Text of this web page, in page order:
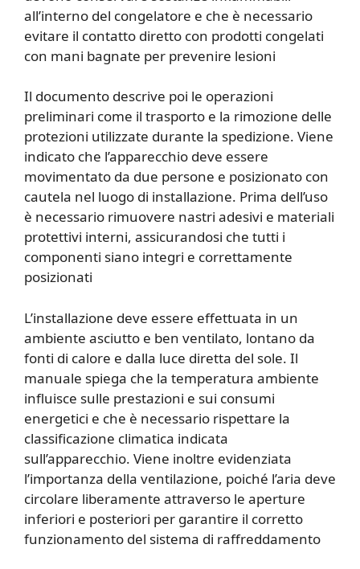
all’interno del congelatore e che è necessario
evitare il contatto diretto con prodotti congelati
con mani bagnate per prevenire lesioni
Il documento descrive poi le operazioni
preliminari come il trasporto e la rimozione delle
protezioni utilizzate durante la spedizione. Viene
indicato che l’apparecchio deve essere
movimentato da due persone e posizionato con
cautela nel luogo di installazione. Prima dell’uso
è necessario rimuovere nastri adesivi e materiali
protettivi interni, assicurandosi che tutti i
componenti siano integri e correttamente
posizionati
L’installazione deve essere effettuata in un
ambiente asciutto e ben ventilato, lontano da
fonti di calore e dalla luce diretta del sole. Il
manuale spiega che la temperatura ambiente
influisce sulle prestazioni e sui consumi
energetici e che è necessario rispettare la
classificazione climatica indicata
sull’apparecchio. Viene inoltre evidenziata
l’importanza della ventilazione, poiché l’aria deve
circolare liberamente attraverso le aperture
inferiori e posteriori per garantire il corretto
funzionamento del sistema di raffreddamento